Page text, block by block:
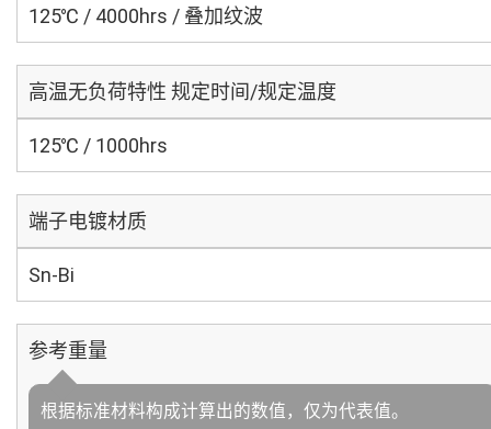
125℃ / 4000hrs / 叠加纹波
高温无负荷特性 规定时间/规定温度
125℃ / 1000hrs
端子电镀材质
Sn-Bi
参考重量
根据标准材料构成计算出的数值，仅为代表值。